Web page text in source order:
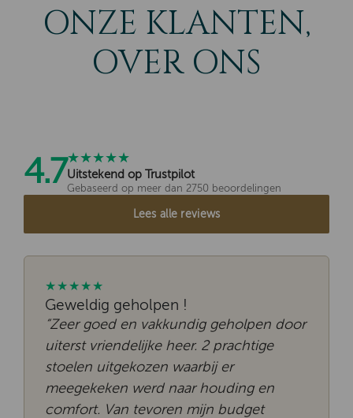
ONZE KLANTEN,
OVER ONS
4.7★★★★★
Uitstekend op Trustpilot
Gebaseerd op meer dan 2750 beoordelingen
Lees alle reviews
★★★★★
Geweldig geholpen !
“Zeer goed en vakkundig geholpen door
uiterst vriendelijke heer. 2 prachtige
stoelen uitgekozen waarbij er
meegekeken werd naar houding en
comfort. Van tevoren mijn budget